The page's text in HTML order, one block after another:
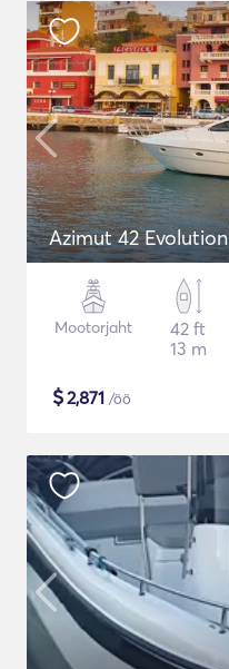
Azimut 42 Evolution
Mootorjaht
42 ft
13 m
$2,871 /öö